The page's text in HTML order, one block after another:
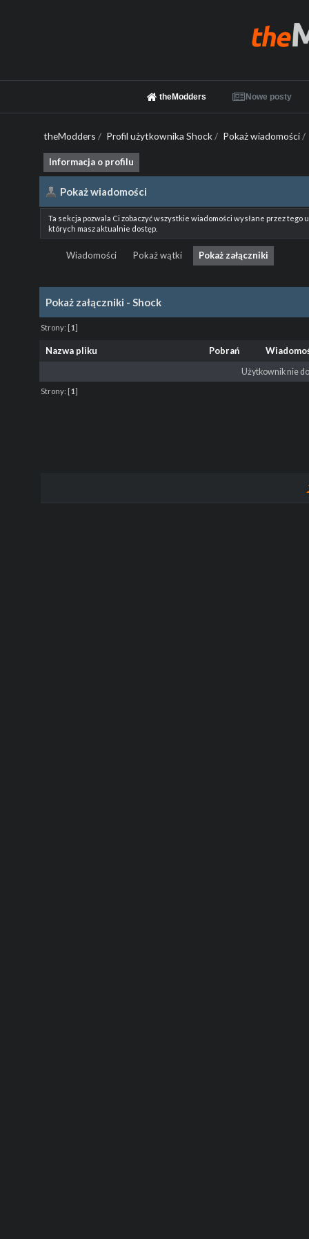
theModders Nowe posty
theModders / Profil użytkownika Shock/ Pokaż wiadomości/
Informacja o profilu
Pokaż wiadomości
Ta sekcja pozwala Ci zobaczyć wszystkie wiadomości wysłane przez
których masz aktualnie dostęp.
Wiadomości Pokaż wątki Pokaż załączniki
Pokaż załączniki - Shock
Strony: [1]
Nazwa pliku Pobrań
Użytkownik nie
Strony: [1]